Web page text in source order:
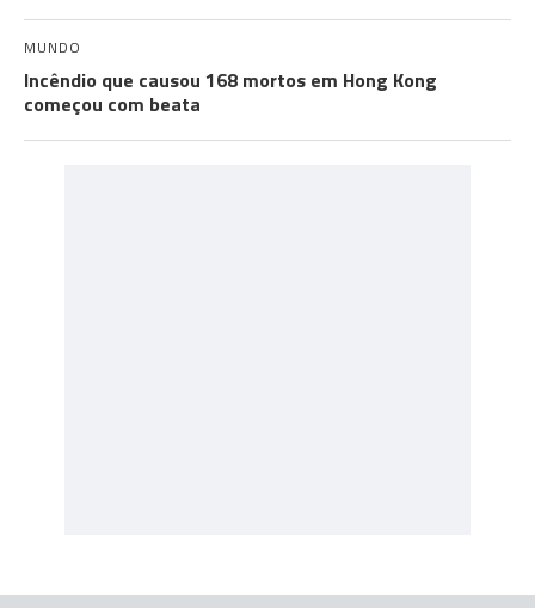
MUNDO
Incêndio que causou 168 mortos em Hong Kong
começou com beata